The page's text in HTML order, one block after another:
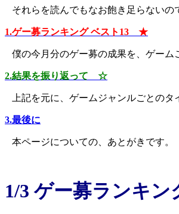
それらを読んでもなお飽き足らないの
1.ゲー募ランキング ベスト13 ★
僕の今月分のゲー募の成果を、ゲーム
2.結果を振り返って ☆
上記を元に、ゲームジャンルごとの
3.最後に
本ページについての、あとがきです。
1/3 ゲー募ランキ